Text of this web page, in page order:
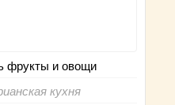
фрукты и овощи
кухня